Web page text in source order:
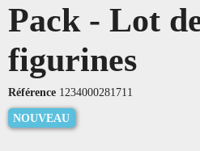
Pack - Lot
figurines
Référence 1234000281711
NOUVEAU